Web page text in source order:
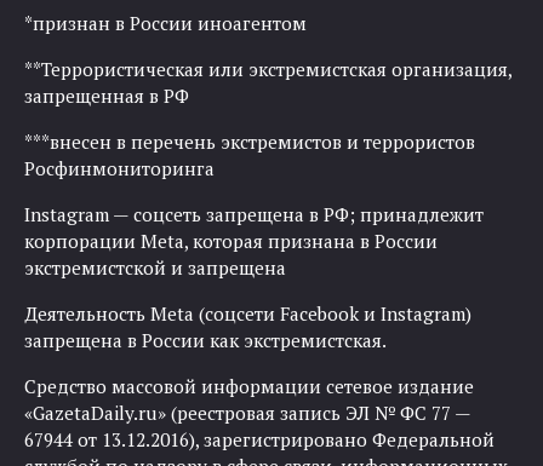
*признан в России иноагентом
**Террористическая или экстремистская организация,
запрещенная в РФ
***внесен в перечень экстремистов и террористов
Росфинмониторинга
Instagram — соцсеть запрещена в РФ; принадлежит
корпорации Meta, которая признана в России
экстремистской и запрещена
Деятельность Meta (соцсети Facebook и Instagram)
запрещена в России как экстремистская.
Средство массовой информации сетевое издание
«GazetaDaily.ru» (реестровая запись ЭЛ № ФС 77 —
67944 от 13.12.2016), зарегистрировано Федеральной